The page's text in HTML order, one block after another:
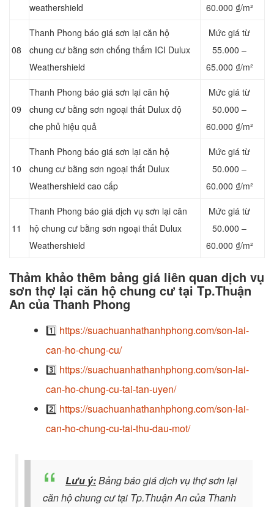
weathershield 60.000 ₫/m²
08
Thanh Phong báo giá sơn lại căn hộ
chung cư bằng sơn chống thấm ICI Dulux
Weathershield
Mức giá từ
55.000 –
65.000 ₫/m²
09
Thanh Phong báo giá sơn lại căn hộ
chung cư bằng sơn ngoại thất Dulux độ
che phủ hiệu quả
Mức giá từ
50.000 –
60.000 ₫/m²
10
Thanh Phong báo giá sơn lại căn hộ
chung cư bằng sơn ngoại thất Dulux
Weathershield cao cấp
Mức giá từ
50.000 –
60.000 ₫/m²
11
Thanh Phong báo giá dịch vụ sơn lại căn
hộ chung cư bằng sơn ngoại thất Dulux
Weathershield
Mức giá từ
50.000 –
60.000 ₫/m²
Thảm khảo thêm bảng giá liên quan dịch vụ
sơn thợ lại căn hộ chung cư tại Tp.Thuận
An của Thanh Phong
1️⃣ https://suachuanhathanhphong.com/son-lai-
can-ho-chung-cu/
3️⃣ https://suachuanhathanhphong.com/son-lai-
can-ho-chung-cu-tai-tan-uyen/
2️⃣ https://suachuanhathanhphong.com/son-lai-
can-ho-chung-cu-tai-thu-dau-mot/
Lưu ý:Bảng báo giá dịch vụ thợ sơn lại
căn hộ chung cư tại Tp.Thuận An của Thanh